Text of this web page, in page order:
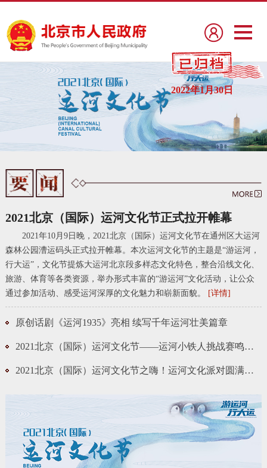
2021北京（国际）运河文化节正式拉开帷幕
2021年10月9日晚，2021北京（国际）运河文化节在通州区大运河
森林公园漕运码头正式拉开帷幕。本次运河文化节的主题是“游运河，
行大运”，文化节提炼大运河北京段多样态文化特色，整合沿线文化、
旅游、体育等各类资源，举办形式丰富的“游运河”文化活动，让公众
通过参加活动、感受运河深厚的文化魅力和崭新面貌。
[详情]
原创话剧《运河1935》亮相 续写千年运河壮美篇章
2021北京（国际）运河文化节——运河小铁人挑战赛鸣枪开赛
2021北京（国际）运河文化节之嗨！运河文化派对圆满举办！
2022年1月30日